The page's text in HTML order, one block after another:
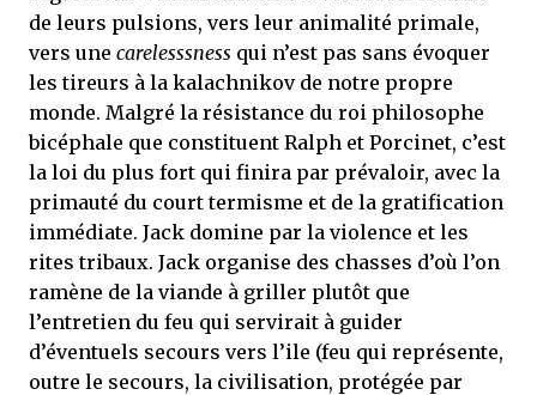
de leurs pulsions, vers leur animalité primale,
vers une carelesssness qui n’est pas sans évoquer
les tireurs à la kalachnikov de notre propre
monde. Malgré la résistance du roi philosophe
bicéphale que constituent Ralph et Porcinet, c’est
la loi du plus fort qui finira par prévaloir, avec la
primauté du court termisme et de la gratification
immédiate. Jack domine par la violence et les
rites tribaux. Jack organise des chasses d’où l’on
ramène de la viande à griller plutôt que
l’entretien du feu qui servirait à guider
d’éventuels secours vers l’ile (feu qui représente,
outre le secours, la civilisation, protégée par